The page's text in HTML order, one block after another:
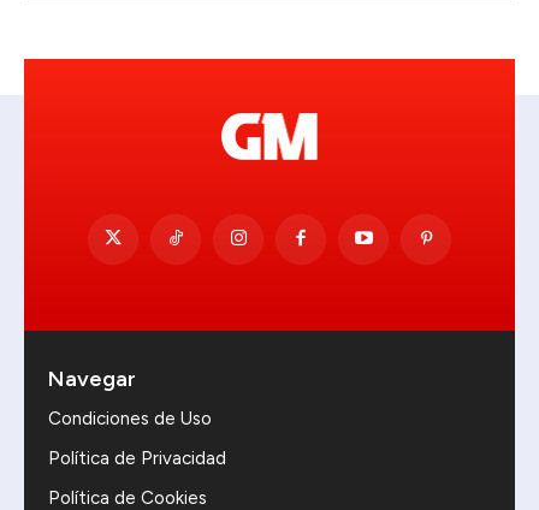
Navegar
Condiciones de Uso
Política de Privacidad
Política de Cookies